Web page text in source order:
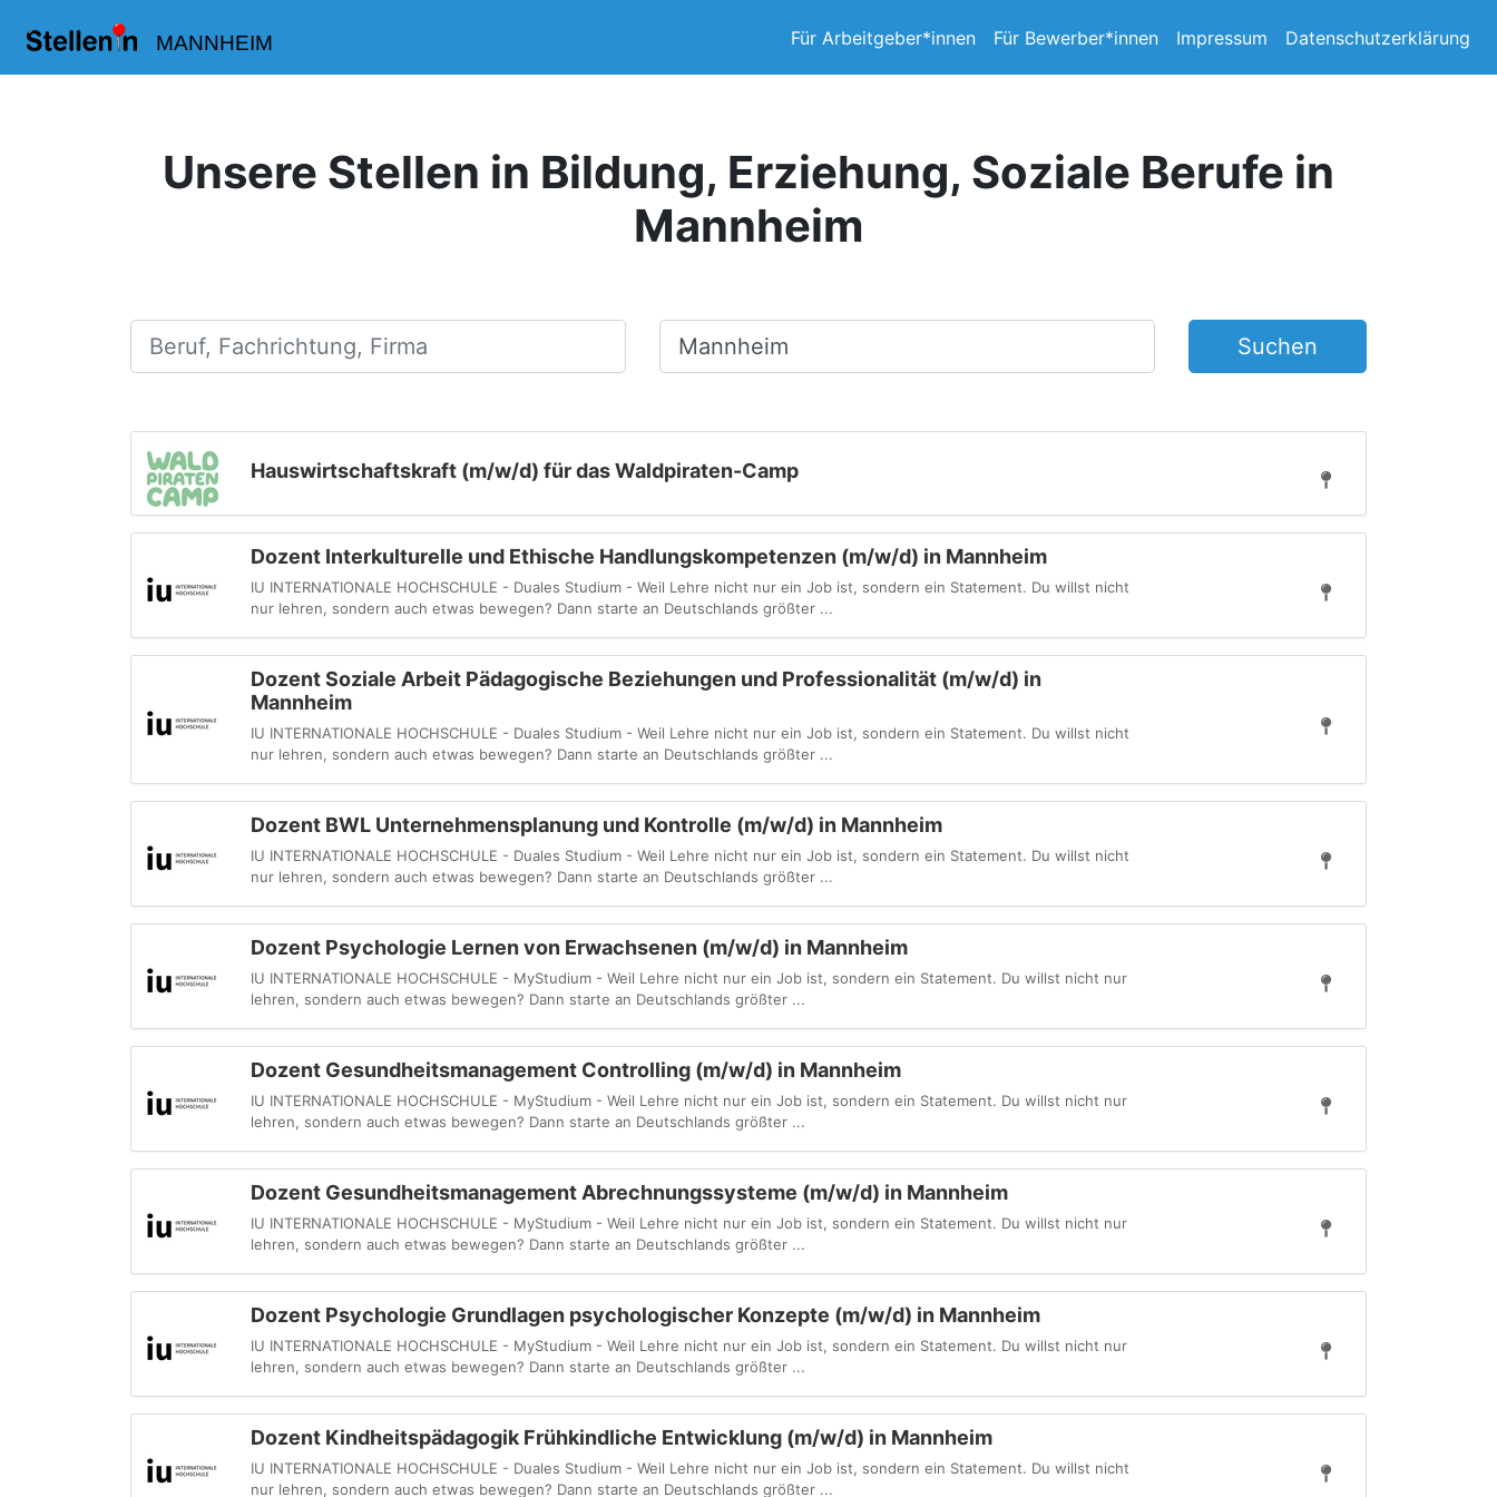
MANNHEIM Für Arbeitgeber*innen Für Bewerber*innen Impressum Datenschutzerklärung
Unsere Stellen in Bildung, Erziehung, Soziale Berufe in
Mannheim
Beruf, Fachrichtung, Firma Ort, Stadt Suchen
Hauswirtschaftskraft (m/w/d) für das Waldpiraten-Camp
Dozent Interkulturelle und Ethische Handlungskompetenzen (m/w/d) in Mannheim
IU INTERNATIONALE HOCHSCHULE - Duales Studium - Weil Lehre nicht nur ein Job ist, sondern ein Statement. Du willst nicht
nur lehren, sondern auch etwas bewegen? Dann starte an Deutschlands größter ...
Dozent Soziale Arbeit Pädagogische Beziehungen und Professionalität (m/w/d) in
Mannheim
IU INTERNATIONALE HOCHSCHULE - Duales Studium - Weil Lehre nicht nur ein Job ist, sondern ein Statement. Du willst nicht
nur lehren, sondern auch etwas bewegen? Dann starte an Deutschlands größter ...
Dozent BWL Unternehmensplanung und Kontrolle (m/w/d) in Mannheim
IU INTERNATIONALE HOCHSCHULE - Duales Studium - Weil Lehre nicht nur ein Job ist, sondern ein Statement. Du willst nicht
nur lehren, sondern auch etwas bewegen? Dann starte an Deutschlands größter ...
Dozent Psychologie Lernen von Erwachsenen (m/w/d) in Mannheim
IU INTERNATIONALE HOCHSCHULE - MyStudium - Weil Lehre nicht nur ein Job ist, sondern ein Statement. Du willst nicht nur
lehren, sondern auch etwas bewegen? Dann starte an Deutschlands größter ...
Dozent Gesundheitsmanagement Controlling (m/w/d) in Mannheim
IU INTERNATIONALE HOCHSCHULE - MyStudium - Weil Lehre nicht nur ein Job ist, sondern ein Statement. Du willst nicht nur
lehren, sondern auch etwas bewegen? Dann starte an Deutschlands größter ...
Dozent Gesundheitsmanagement Abrechnungssysteme (m/w/d) in Mannheim
IU INTERNATIONALE HOCHSCHULE - MyStudium - Weil Lehre nicht nur ein Job ist, sondern ein Statement. Du willst nicht nur
lehren, sondern auch etwas bewegen? Dann starte an Deutschlands größter ...
Dozent Psychologie Grundlagen psychologischer Konzepte (m/w/d) in Mannheim
IU INTERNATIONALE HOCHSCHULE - MyStudium - Weil Lehre nicht nur ein Job ist, sondern ein Statement. Du willst nicht nur
lehren, sondern auch etwas bewegen? Dann starte an Deutschlands größter ...
Dozent Kindheitspädagogik Frühkindliche Entwicklung (m/w/d) in Mannheim
IU INTERNATIONALE HOCHSCHULE - Duales Studium - Weil Lehre nicht nur ein Job ist, sondern ein Statement. Du willst nicht
nur lehren, sondern auch etwas bewegen? Dann starte an Deutschlands größter ...